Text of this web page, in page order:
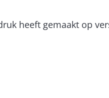
heeft gemaakt op